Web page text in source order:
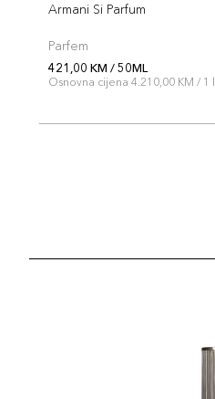
Armani Si Parfum
Parfem
421,00 KM / 50ML
Osnovna cijena 4.210,00 KM / 1 l